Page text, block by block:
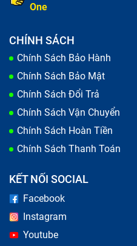
Tốc độ đọc và ghi của
MB/s đến 7,000 MB/s, tùy
được sử dụng.
Ứng dụng: Dùng cho các
hoặc các máy tính xách tay
M.2 SSD
M.2 SSD là loại ổ cứng thể
One
CHÍNH SÁCH
Chính Sách Bảo Hành
Chính Sách Bảo Mật
Chính Sách Đổi Trả
Chính Sách Vận Chuyển
Chính Sách Hoàn Tiền
Chính Sách Thanh Toán
KẾT NỐI SOCIAL
Facebook
Instagram
Youtube